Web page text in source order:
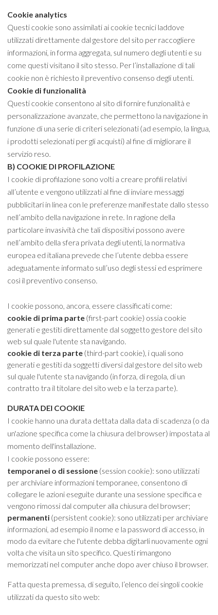
Cookie analytics
Questi cookie sono assimilati ai cookie tecnici laddove
utilizzati direttamente dal gestore del sito per raccogliere
informazioni, in forma aggregata, sul numero degli utenti e su
come questi visitano il sito stesso. Per l’installazione di tali
cookie non è richiesto il preventivo consenso degli utenti.
Cookie di funzionalità
Questi cookie consentono al sito di fornire funzionalità e
personalizzazione avanzate, che permettono la navigazione in
funzione di una serie di criteri selezionati (ad esempio, la lingua,
i prodotti selezionati per gli acquisti) al fine di migliorare il
servizio reso.
B) COOKIE DI PROFILAZIONE
I cookie di profilazione sono volti a creare profili relativi
all’utente e vengono utilizzati al fine di inviare messaggi
pubblicitari in linea con le preferenze manifestate dallo stesso
nell’ambito della navigazione in rete. In ragione della
particolare invasività che tali dispositivi possono avere
nell’ambito della sfera privata degli utenti, la normativa
europea ed italiana prevede che l’utente debba essere
adeguatamente informato sull’uso degli stessi ed esprimere
così il preventivo consenso.
I cookie possono, ancora, essere classificati come:
cookie di prima parte (first-part cookie) ossia cookie
generati e gestiti direttamente dal soggetto gestore del sito
web sul quale l'utente sta navigando.
cookie di terza parte (third-part cookie), i quali sono
generati e gestiti da soggetti diversi dal gestore del sito web
sul quale l'utente sta navigando (in forza, di regola, di un
contratto tra il titolare del sito web e la terza parte).
DURATA DEI COOKIE
I cookie hanno una durata dettata dalla data di scadenza (o da
un'azione specifica come la chiusura del browser) impostata al
momento dell'installazione.
I cookie possono essere:
temporanei o di sessione (session cookie): sono utilizzati
per archiviare informazioni temporanee, consentono di
collegare le azioni eseguite durante una sessione specifica e
vengono rimossi dal computer alla chiusura del browser;
permanenti (persistent cookie): sono utilizzati per archiviare
informazioni, ad esempio il nome e la password di accesso, in
modo da evitare che l'utente debba digitarli nuovamente ogni
volta che visita un sito specifico. Questi rimangono
memorizzati nel computer anche dopo aver chiuso il browser.
Fatta questa premessa, di seguito, l’elenco dei singoli cookie
utilizzati da questo sito web: